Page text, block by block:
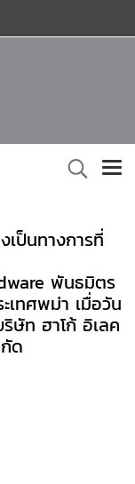
เป็นทางการที่
พันธมิตร
เทศพม่า เมื่อวัน
ท ฮาโก้ อิเลค
ด